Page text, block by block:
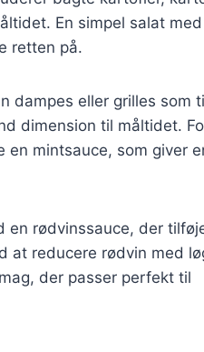
En simpel salat
retten på.
dampes eller grilles som
dimension til måltidet.
mintsauce, som giver
en rødvinssauce, der
at reducere rødvin med
der passer perfekt til